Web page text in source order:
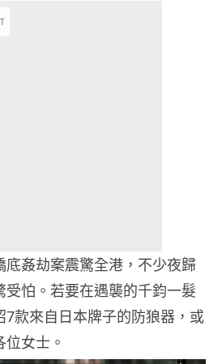
底姦劫案震驚全港，不少夜歸
受怕。若要在遇襲的千鈞一髮
7款來自日本牌子的防狼器，或
女士。